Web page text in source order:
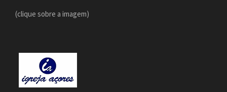
(clique sobre a imagem)